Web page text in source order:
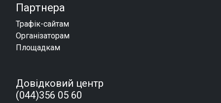
Партнера
Трафік-сайтам
Організаторам
Площадкам
Довідковий центр
(044)356 05 60